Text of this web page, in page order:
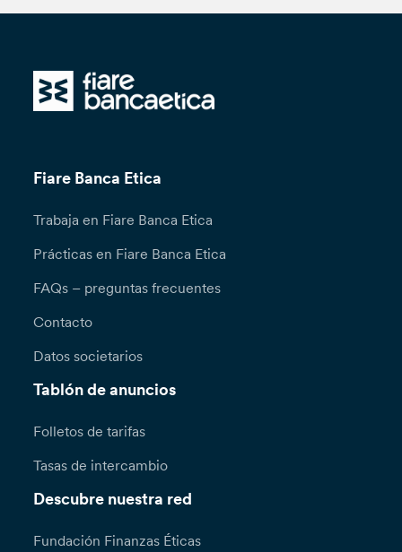
Fiare Banca Etica
Trabaja en Fiare Banca Etica
Prácticas en Fiare Banca Etica
FAQs – preguntas frecuentes
Contacto
Datos societarios
Tablón de anuncios
Folletos de tarifas
Tasas de intercambio
Descubre nuestra red
Fundación Finanzas Éticas